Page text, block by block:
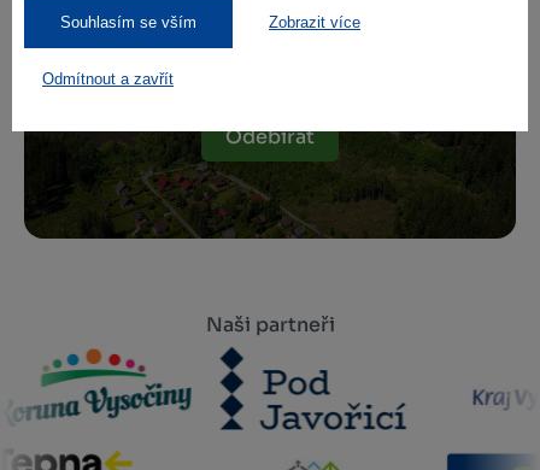
Souhlasím se vším Zobrazit více
Odmítnout a zavřít
Odebírat
Naši partneři